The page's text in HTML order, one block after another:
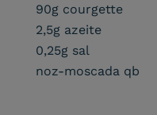
90g courgette
2,5g azeite
0,25g sal
noz-moscada qb